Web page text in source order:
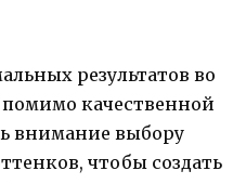
результатов во
качественной
внимание выбору
чтобы создать